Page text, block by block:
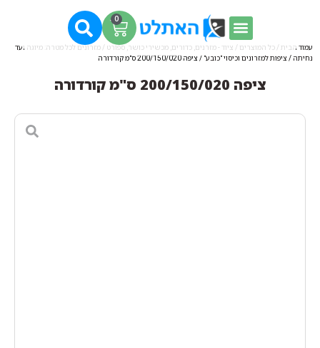
0
עמוד הבית / כל המוצרים / ציוד - מזרנים, כדורים, מכשירי כושר, ספורט / מזרונים לכל מטרה: מיוגה ועד
נחיתה / ציפות למזרונים וכיסוי "כובע" / ציפה 200/150/020 ס"מ קורדורה
ציפה 200/150/020 ס"מ קורדורה